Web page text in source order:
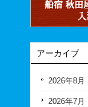
アーカイブ
2026年8月
2026年7月